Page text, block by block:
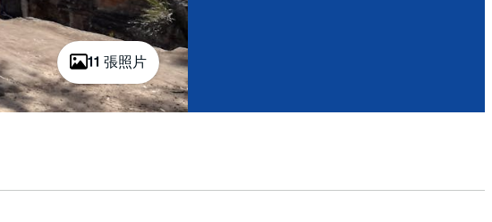
11 張照片